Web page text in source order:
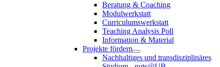
Beratung & Coaching
Modulwerkstatt
Curriculumswerkstatt
Teaching Analysis Poll
Information & Material
Projekte fördern
Nachhaltiges und transdisziplinäres